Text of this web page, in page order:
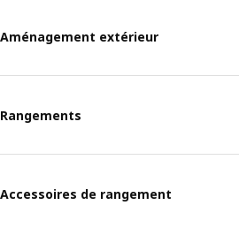
Aménagement extérieur
Rangements
Accessoires de rangement